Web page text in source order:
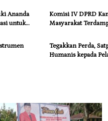
Ananda
untuk
Komisi IV DPRD
Masyarakat
Tegakkan Perda,
Humanis kepada